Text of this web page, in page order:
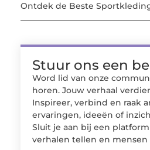
Ontdek de Beste
Stuur ons een
Word lid van onze
horen. Jouw verhaal
Inspireer, verbind en raak
ervaringen, ideeën of
Sluit je aan bij een
verhalen tellen en mensen